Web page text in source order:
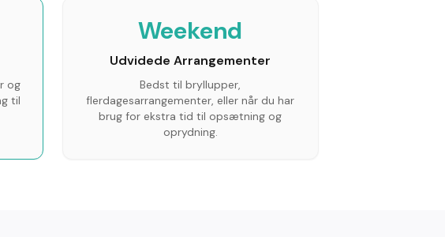
og
til
Weekend
Udvidede Arrangementer
Bedst til bryllupper,
flerdagesarrangementer, eller når du har
brug for ekstra tid til opsætning og
oprydning.